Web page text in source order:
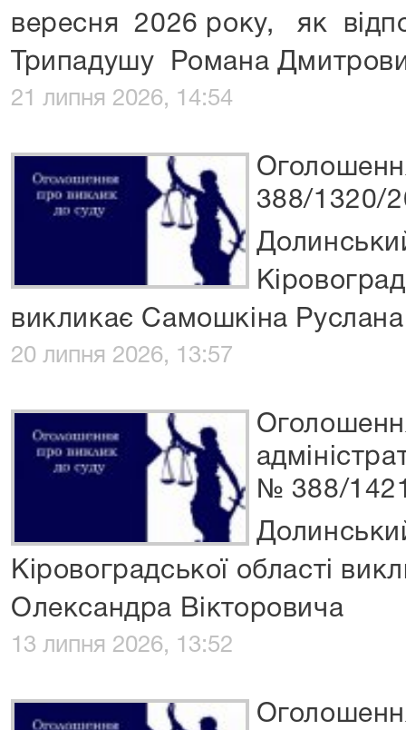
вересня 2026 року, як
Трипадушу Романа
21 липня 2026, 14:54
388/1320/
викликає Самошкіна
20 липня 2026, 13:57
№ 388/
Кіровоградської області
Олександра Вікторовича
13 липня 2026, 13:52